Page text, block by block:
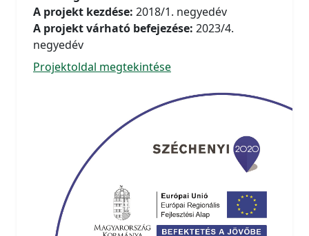
A projekt kezdése: 2018/1. negyedév
A projekt várható befejezése: 2023/4.
negyedév
Projektoldal megtekintése